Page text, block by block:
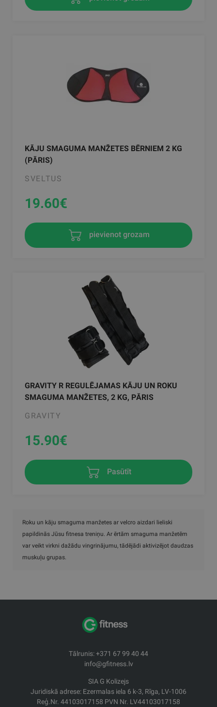
KĀJU SMAGUMA MANŽETES BĒRNIEM 2 KG
(PĀRIS)
SVELTUS
19.60€
pievienot grozam
GRAVITY R REGULĒJAMAS KĀJU UN ROKU
SMAGUMA MANŽETES, 2 KG, PĀRIS
GRAVITY
15.90€
Pasūtīt
Roku un kāju smaguma manžetes ar velcro aizdari lieliski
papildinās Jūsu fitnesa treniņu. Ar ērtām smaguma manžetēm
var veikt virkni dažādu vingrinājumu, tādējādi aktivizējot daudzas
muskuļu grupas.
Tālrunis: +371 67 99 40 44
info@gfitness.lv
SIA G Kolizejs
Juridiskā adrese: Ezermalas iela 6 k-3, Rīga, LV-1006
Reģ.Nr. 44103017158 PVN Nr. LV44103017158